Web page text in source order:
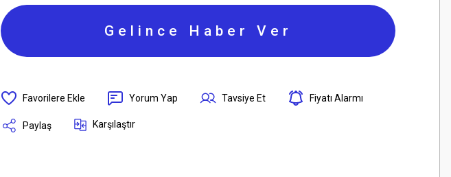
Gelince Haber Ver
Yorum Yap Tavsiye Et Fiyatı Alarmı
Paylaş Karşılaştır